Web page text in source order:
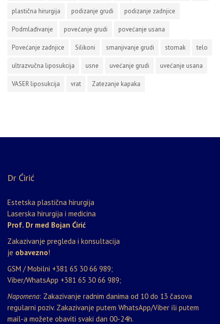
plastična hirurgija podizanje grudi podizanje zadnjice
Podmlađivanje povećanje grudi povećanje usana
Povećanje zadnjice Silikoni smanjivanje grudi stomak telo
ultrazvučna liposukcija usne uvećanje grudi uvećanje usana
VASER liposukcija vrat Zatezanje kapaka
Dr Ćirić
Estetska plastična hirurgija
Laserska hirurgija i medicina
Prof. Dr med Bojan Ćirić
Zakazivanje pregleda i konsultacija
je obavezno!
GSM / Mobilni +381 65 30 66 989;
Viber/WhatsApp +381 65 30 66 989;
Napomena: Zakazivanje radnim danima od 10 do 13 časova
regularni poziv. Zakazivanje putem WhatsApp/Viber ili putem
mail-a možete obaviti svaki dan 00-24h.